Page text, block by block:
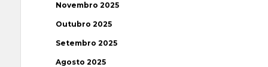
Novembro 2025
Outubro 2025
Setembro 2025
Agosto 2025